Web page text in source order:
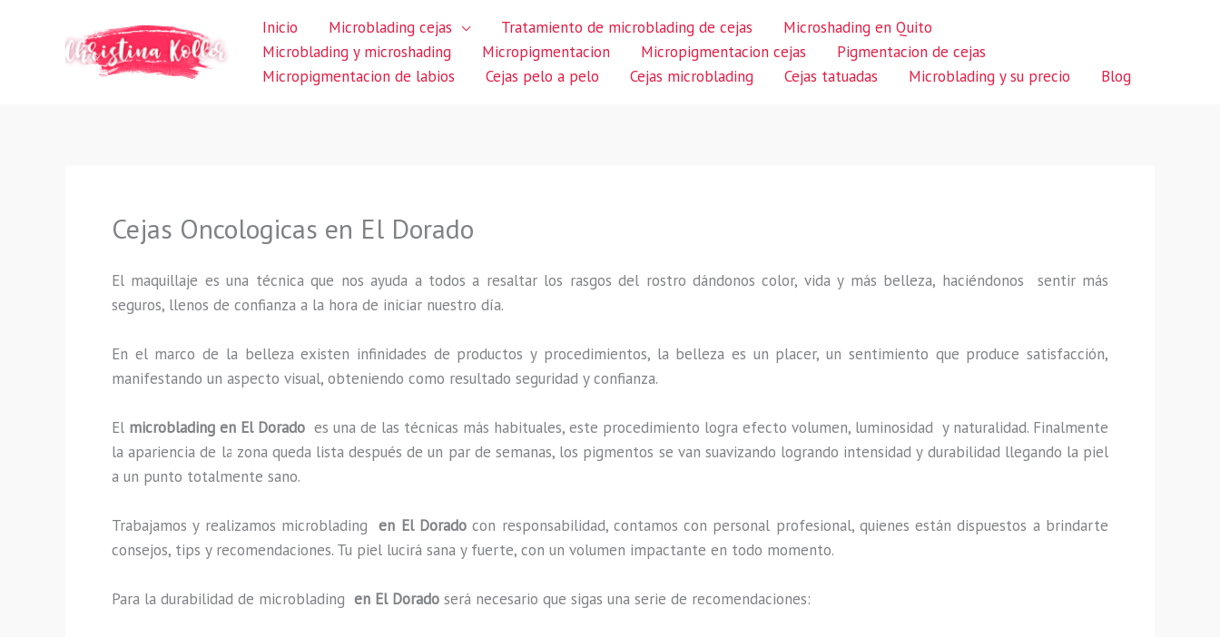
Inicio Microblading cejas Tratamiento de microblading de cejas
Microshading en Quito
Microblading y microshading
Micropigmentacion Micropigmentacion cejas
Pigmentacion de cejas
Micropigmentacion de labios
Cejas pelo a pelo Cejas microblading Cejas tatuadas Microblading y su precio Blog
Cejas Oncologicas en El Dorado
El maquillaje es una técnica que nos ayuda a todos a resaltar los rasgos del rostro dándonos color, vida y más belleza, haciéndonos sentir más
seguros, llenos de confianza a la hora de iniciar nuestro día.
En el marco de la belleza existen infinidades de productos y procedimientos, la belleza es un placer, un sentimiento que produce satisfacción,
manifestando un aspecto visual, obteniendo como resultado seguridad y confianza.
El microblading en El Dorado es una de las técnicas más habituales, este procedimiento logra efecto volumen, luminosidad y naturalidad. Finalmente
la apariencia de la zona queda lista después de un par de semanas, los pigmentos se van suavizando logrando intensidad y durabilidad llegando la piel
a un punto totalmente sano.
Trabajamos y realizamos microblading en El Doradocon responsabilidad, contamos con personal profesional, quienes están dispuestos a brindarte
consejos, tips y recomendaciones. Tu piel lucirá sana y fuerte, con un volumen impactante en todo momento.
Para la durabilidad de microblading en El Dorado será necesario que sigas una serie de recomendaciones: